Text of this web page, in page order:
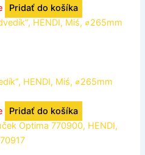
Pridať do košíka
HENDI, Miś, ⌀265mm
Pridať do košíka